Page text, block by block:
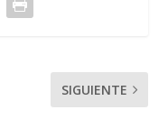
SIGUIENTE